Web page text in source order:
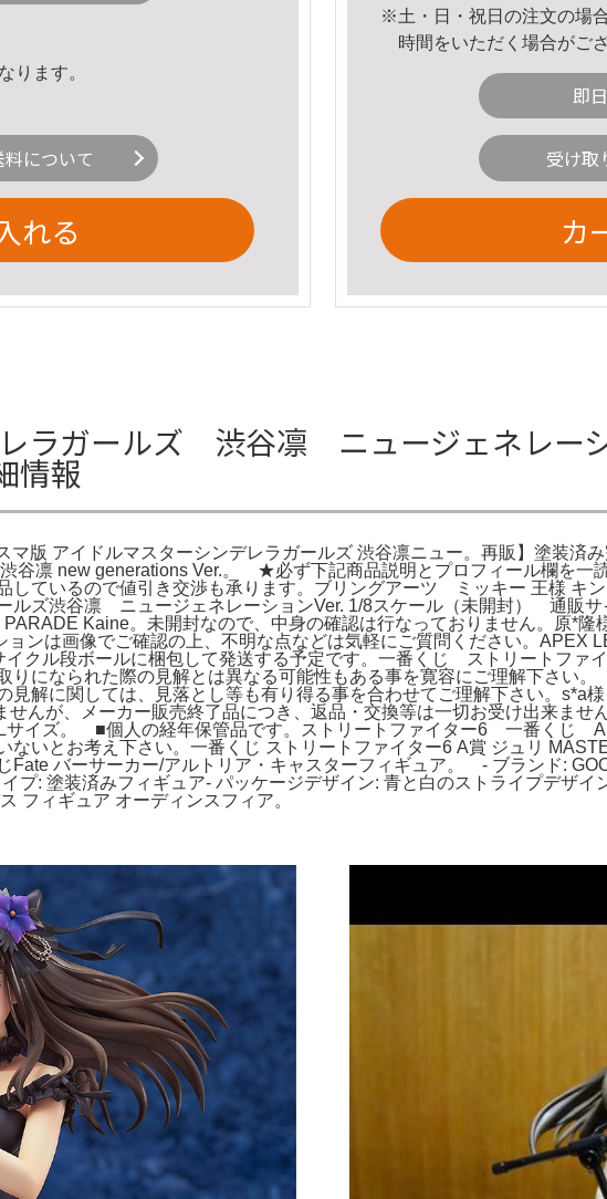
ります。
について
れる
※土・日・祝日の注文の場
時間をいただく場合がご
即
受け取
カ
ラガールズ 渋谷凛 ニュージェネレー
情報
マ版 アイドルマスターシンデレラガールズ 渋谷凛ニュー。再販】塗装済
谷凛 new generations Ver.。 ★必ず下記商品説明とプロフィール欄を一
ているので値引き交渉も承ります。ブリングアーツ ミッキー 王様 キ
ルズ渋谷凛 ニュージェネレーションVer. 1/8スケール（未開封） 通販
Kaine。未開封なので、中身の確認は行なっておりません。原*
ンは画像でご確認の上、不明な点などは気軽にご質問ください。APEX
クル段ボールに梱包して発送する予定です。一番くじ ストリートファ
りになられた際の見解とは異なる可能性もある事を寛容にご理解下さい
見解に関しては、見落とし等も有り得る事を合わせてご理解下さい。s*a
んが、メーカー販売終了品につき、返品・交換等は一切お受け出来ませ
イズ。 ■個人の経年保管品です。ストリートファイター6 一番くじ
ないとお考え下さい。一番くじ ストリートファイター6 A賞 ジュリ
Fate バーサーカー/アルトリア・キャスターフィギュア。 - ブランド:
プ: 塗装済みフィギュア- パッケージデザイン: 青と白のストライプデザイ
フィギュア オーディンスフィア。